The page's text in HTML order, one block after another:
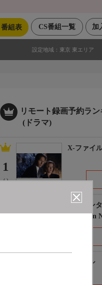
加
CS番組一覧
番組表
設定地域： 東京 東エリア
リモート録画予約ラ
(ドラマ)
1
(-)
X-ファイ
エレメン
トソン in
下山メシ